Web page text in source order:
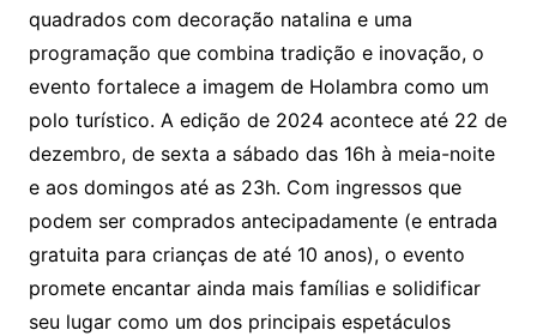
quadrados com decoração natalina e uma
programação que combina tradição e inovação, o
evento fortalece a imagem de Holambra como um
polo turístico. A edição de 2024 acontece até 22 de
dezembro, de sexta a sábado das 16h à meia-noite
e aos domingos até as 23h. Com ingressos que
podem ser comprados antecipadamente (e entrada
gratuita para crianças de até 10 anos), o evento
promete encantar ainda mais famílias e solidificar
seu lugar como um dos principais espetáculos